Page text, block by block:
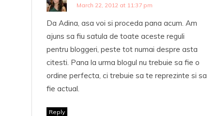
March 22, 2012 at 11:37 pm
Da Adina, asa voi si proceda pana acum. Am
ajuns sa fiu satula de toate aceste reguli
pentru bloggeri, peste tot numai despre asta
citesti. Pana la urma blogul nu trebuie sa fie o
ordine perfecta, ci trebuie sa te reprezinte si sa
fie actual.
Reply